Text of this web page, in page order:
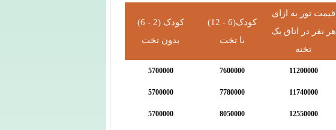
قیمت تور به ازای
هر نفر در اتاق یک
تخته
کودک(6 - 12)
با تخت
کودک (2 - 6)
بدون تخت
11200000
7600000
5700000
11740000
7780000
5700000
12550000
8050000
5700000